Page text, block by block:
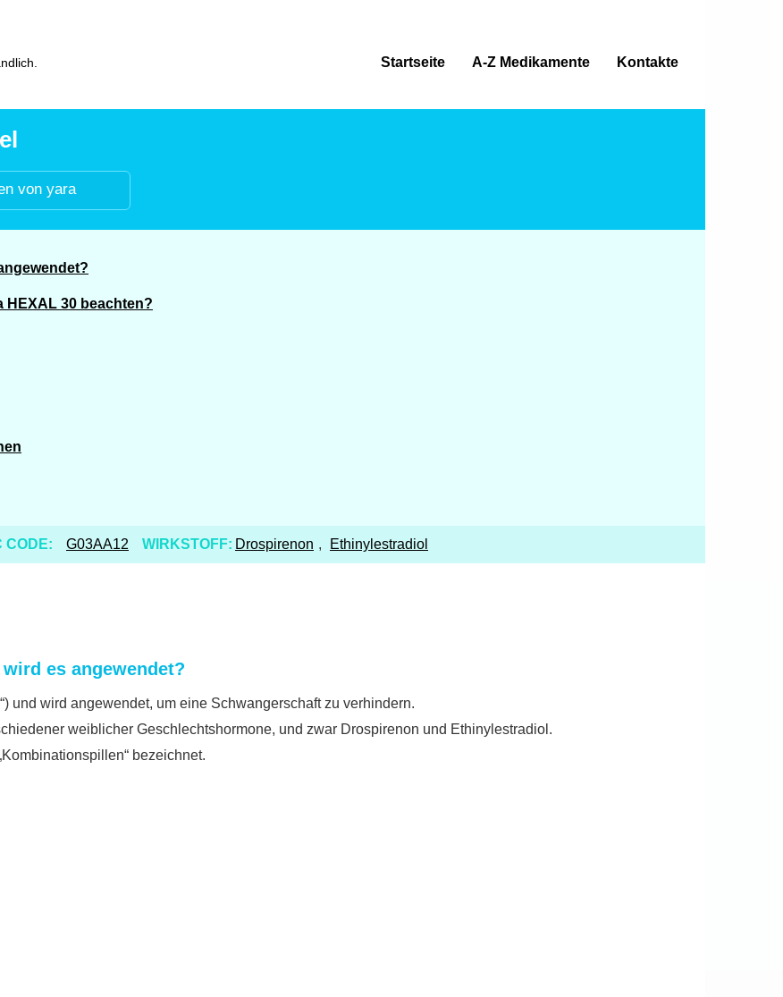
Startseite A-Z Medikamente Kontakte
von yara
HEXAL 30 beachten?
CODE: G03AA12 WIRKSTOFF: Drospirenon , Ethinylestradiol
es angewendet?
und wird angewendet, um eine Schwangerschaft zu verhindern.
weiblicher Geschlechtshormone, und zwar Drospirenon und Ethinylestradiol.
bezeichnet.